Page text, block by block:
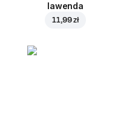
lawenda
11,99 zł